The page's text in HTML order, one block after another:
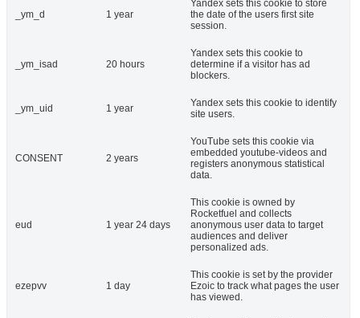
_ym_d 1 year
Yandex sets this cookie to store
the date of the users first site
session.
_ym_isad 20 hours
Yandex sets this cookie to
determine if a visitor has ad
blockers.
_ym_uid 1 year
Yandex sets this cookie to identify
site users.
CONSENT 2 years
YouTube sets this cookie via
embedded youtube-videos and
registers anonymous statistical
data.
eud 1 year 24 days
This cookie is owned by
Rocketfuel and collects
anonymous user data to target
audiences and deliver
personalized ads.
ezepvv 1 day
This cookie is set by the provider
Ezoic to track what pages the user
has viewed.